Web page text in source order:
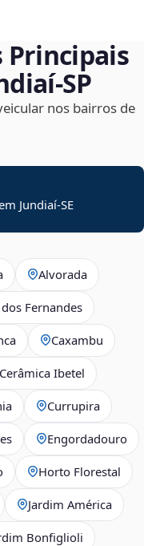
Principais
nos bairros de
Jundiaí-SE
Alvorada
Fernandes
Caxambu
Cerâmica Ibetel
Currupira
Engordadouro
Horto Florestal
Jardim América
Bonfiglioli